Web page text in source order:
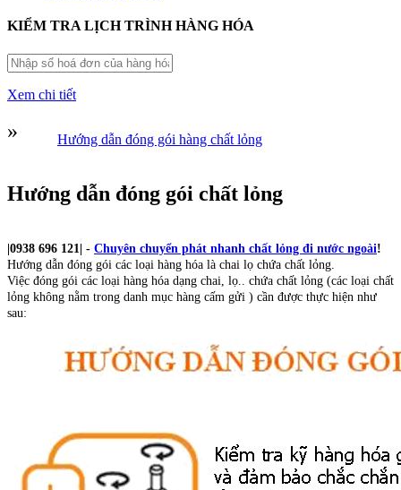
KIỂM TRA LỊCH TRÌNH HÀNG HÓA
Xem chi tiết
» Hướng dẫn đóng gói hàng chất lỏng
Hướng dẫn đóng gói chất lỏng
|0938 696 121| - Chuyên chuyển phát nhanh chất lỏng đi nước ngoài!
Hướng dẫn đóng gói các loại hàng hóa là chai lọ chứa chất lỏng.
Việc đóng gói các loại hàng hóa dạng chai, lọ.. chứa chất lỏng (các loại chất
lỏng không nằm trong danh mục hàng cấm gửi ) cần được thực hiện như
sau: